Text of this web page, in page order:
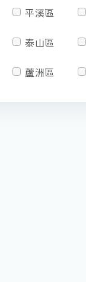
平溪區
泰山區
蘆洲區